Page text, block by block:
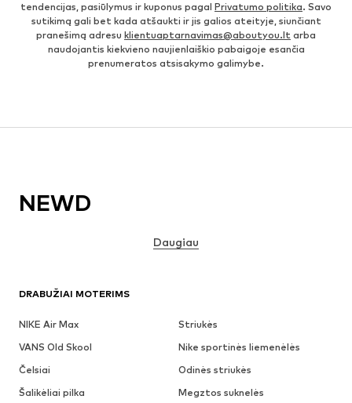
tendencijas, pasiūlymus ir kuponus pagal Privatumo politika. Savo
sutikimą gali bet kada atšaukti ir jis galios ateityje, siunčiant
pranešimą adresu klientuaptarnavimas@aboutyou.lt arba
naudojantis kiekvieno naujienlaiškio pabaigoje esančia
prenumeratos atsisakymo galimybe.
DRABUŽIAI MOTERIMS
NIKE Air Max
Striukės
VANS Old Skool
Nike sportinės liemenėlės
Čelsiai
Odinės striukės
Šalikėliai pilka
Megztos suknelės
NEWD
Daugiau